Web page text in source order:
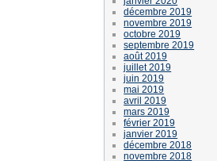
décembre 2019
novembre 2019
octobre 2019
septembre 2019
août 2019
juillet 2019
juin 2019
mai 2019
avril 2019
mars 2019
février 2019
janvier 2019
décembre 2018
novembre 2018